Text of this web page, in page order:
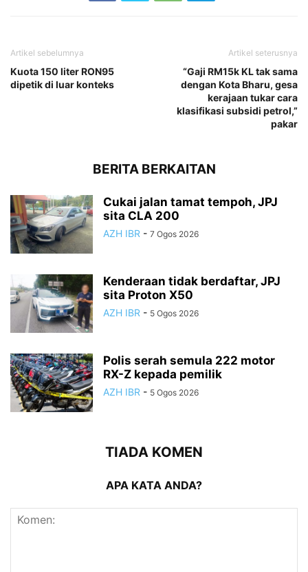
Artikel sebelumnya
Kuota 150 liter RON95
dipetik di luar konteks
Artikel seterusnya
“Gaji RM15k KL tak sama
dengan Kota Bharu, gesa
kerajaan tukar cara
klasifikasi subsidi petrol,”
pakar
BERITA BERKAITAN
Cukai jalan tamat tempoh, JPJ
sita CLA 200
AZH IBR - 7 Ogos 2026
Kenderaan tidak berdaftar, JPJ
sita Proton X50
AZH IBR - 5 Ogos 2026
Polis serah semula 222 motor
RX-Z kepada pemilik
AZH IBR - 5 Ogos 2026
TIADA KOMEN
APA KATA ANDA?